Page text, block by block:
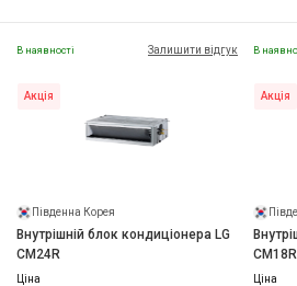
В наявності Залишити відгук
Акція
Південна Корея
Внутрішній блок кондиціонера LG
CM24R
Ціна
В
Акція
CM18R
Ціна